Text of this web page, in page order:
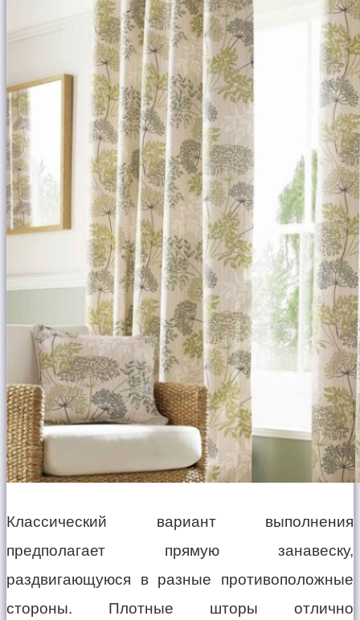
Классический вариант выполнения
предполагает прямую занавеску,
раздвигающуюся в разные противоположные
стороны. Плотные шторы отлично